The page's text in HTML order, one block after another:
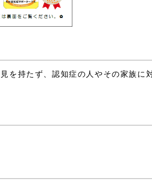
を持たず、認知症の人やその家族に